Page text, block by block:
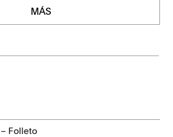
MÁS
Folleto